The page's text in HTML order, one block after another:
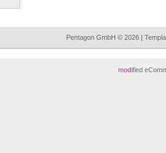
Pentagon GmbH © 2026 |
modified